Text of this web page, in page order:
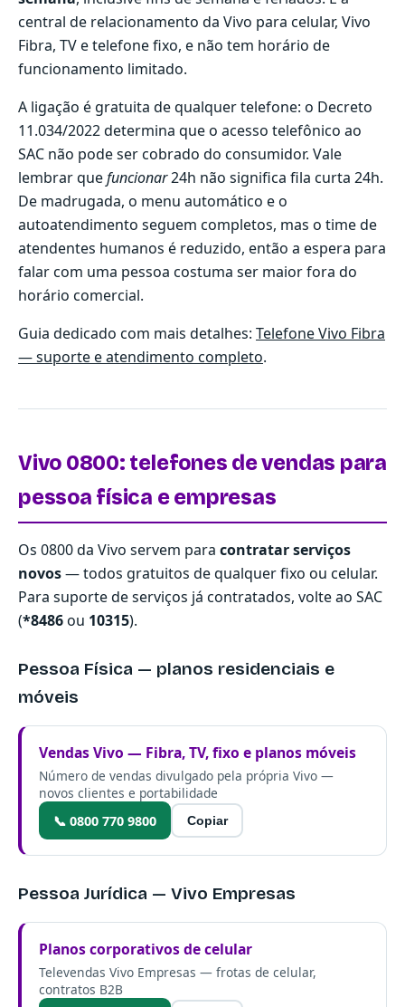
central de relacionamento da Vivo para celular, Vivo
Fibra, TV e telefone fixo, e não tem horário de
funcionamento limitado.
A ligação é gratuita de qualquer telefone: o Decreto
11.034/2022 determina que o acesso telefônico ao
SAC não pode ser cobrado do consumidor. Vale
lembrar quefuncionar24h não significa fila curta 24h.
De madrugada, o menu automático e o
autoatendimento seguem completos, mas o time de
atendentes humanos é reduzido, então a espera para
falar com uma pessoa costuma ser maior fora do
horário comercial.
Guia dedicado com mais detalhes: Telefone Vivo Fibra
— suporte e atendimento completo.
Vivo 0800: telefones de vendas para
pessoa física e empresas
Os 0800 da Vivo servem para contratar serviços
novos— todos gratuitos de qualquer fixo ou celular.
Para suporte de serviços já contratados, volte ao SAC
(*8486ou 10315).
Pessoa Física — planos residenciais e
móveis
Vendas Vivo — Fibra, TV, fixo e planos móveis
Número de vendas divulgado pela própria Vivo —
novos clientes e portabilidade
📞 0800 770 9800
Copiar
Pessoa Jurídica — Vivo Empresas
Planos corporativos de celular
Televendas Vivo Empresas — frotas de celular,
contratos B2B